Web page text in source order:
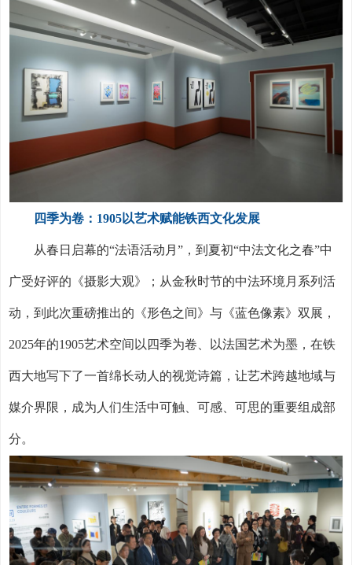
四季为卷： 1905以艺术赋能铁西文化发展
从春日启幕的“法语活动月”，到夏初“中法文化之春”中
广受好评的《摄影大观》；从金秋时节的中法环境月系列活
动，到此次重磅推出的《形色之间》与《蓝色像素》双展，
2025年的1905艺术空间以四季为卷、以法国艺术为墨，在铁
西大地写下了一首绵长动人的视觉诗篇，让艺术跨越地域与
媒介界限，成为人们生活中可触、可感、可思的重要组成部
分。